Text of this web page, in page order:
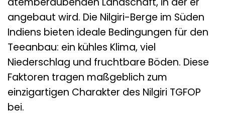
angebaut wird. Die Nilgiri-Berge im Süden
Indiens bieten ideale Bedingungen für den
Teeanbau: ein kühles Klima, viel
Niederschlag und fruchtbare Böden. Diese
Faktoren tragen maßgeblich zum
einzigartigen Charakter des Nilgiri TGFOP
bei.